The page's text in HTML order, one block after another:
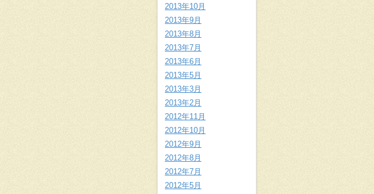
2013年10月
2013年9月
2013年8月
2013年7月
2013年6月
2013年5月
2013年3月
2013年2月
2012年11月
2012年10月
2012年9月
2012年8月
2012年7月
2012年5月